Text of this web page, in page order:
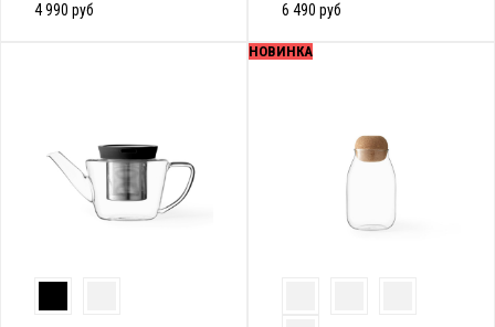
4 990 руб 6 490 руб
НОВИНКА